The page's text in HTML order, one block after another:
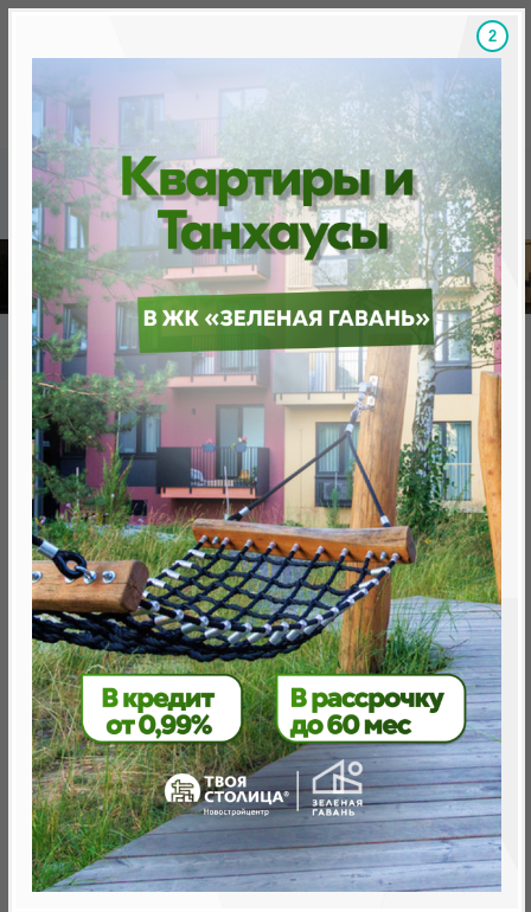
Скидки на новостройки, бонусы Готовые
Главная База новостроек Минска «Минск Мир»
12.6 "Мюнхен", квартал Западная Европа
12.6 "Мюнхен", квартал
Западная Европа
нет в продаже
Минск, Октябрьский, ул. Игоря Лученка
метро «Ковальская Слобода», 566 м
1